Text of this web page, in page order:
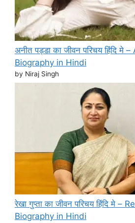
अनीत पड्डा का जीवन परिचय हिंदि मे
Biography in Hindi
by Niraj Singh
रेखा गुप्ता का जीवन परिचय हिंदि मे –
Biography in Hindi